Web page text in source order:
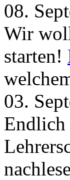
08.
Wir
starten!
03.
Endlich